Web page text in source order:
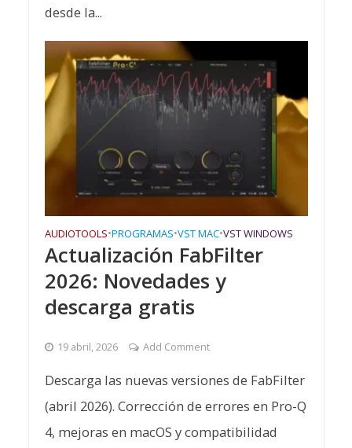
desde la...
AUDIOTOOLS•PROGRAMAS•VST MAC•VST WINDOWS
Actualización FabFilter
2026: Novedades y
descarga gratis
19 abril, 2026 Add Comment
Descarga las nuevas versiones de FabFilter
(abril 2026). Corrección de errores en Pro-Q
4, mejoras en macOS y compatibilidad